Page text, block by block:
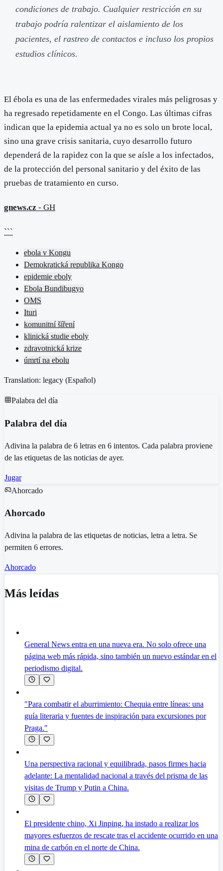
condiciones de trabajo. Cualquier restricción en su
trabajo podría ralentizar el aislamiento de los
pacientes, el rastreo de contactos e incluso los propios
estudios clínicos.
El ébola es una de las enfermedades virales más peligrosas y
ha regresado repetidamente en el Congo. Las últimas cifras
indican que la epidemia actual ya no es solo un brote local,
sino una grave crisis sanitaria, cuyo desarrollo futuro
dependerá de la rapidez con la que se aísle a los infectados,
de la protección del personal sanitario y del éxito de las
pruebas de tratamiento en curso.
gnews.cz - GH
```
ebola v Kongu
Demokratická republika Kongo
epidemie eboly
Ebola Bundibugyo
OMS
Ituri
komunitní šíření
klinická studie eboly
zdravotnická krize
úmrtí na ebolu
Translation: legacy (Español)
Palabra del día
Palabra del día
Adivina la palabra de 6 letras en 6 intentos. Cada palabra proviene
de las etiquetas de las noticias de ayer.
Jugar
Ahorcado
Ahorcado
Adivina la palabra de las etiquetas de noticias, letra a letra. Se
permiten 6 errores.
Ahorcado
Más leídas
General News entra en una nueva era. No solo ofrece una
página web más rápida, sino también un nuevo estándar en el
periodismo digital.
"Para combatir el aburrimiento: Chequia entre líneas: una
guía literaria y fuentes de inspiración para excursiones por
Praga."
Una perspectiva racional y equilibrada, pasos firmes hacia
adelante: La mentalidad nacional a través del prisma de las
visitas de Trump y Putin a China.
El presidente chino, Xi Jinping, ha instado a realizar los
mayores esfuerzos de rescate tras el accidente ocurrido en una
mina de carbón en el norte de China.